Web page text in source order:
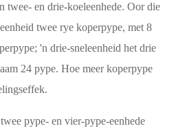
twee- en drie-koeleenhede. Oor die
twee rye koperpype, met 8
'n drie-sneleenheid het drie
24 pype. Hoe meer koperpype
pype- en vier-pype-eenhede